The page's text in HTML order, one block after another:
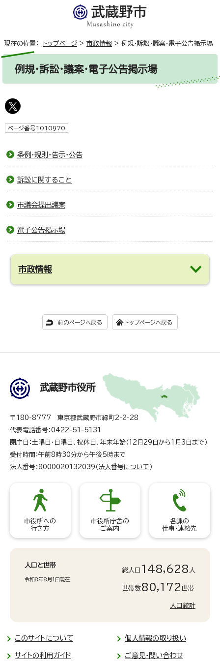
現在の位置： トップページ > 市政情報 > 例規・訴訟・議案・電子公告掲示場
例規・訴訟・議案・電子公告掲示場
ページ番号1010970
条例・規則・告示・公告
訴訟に関すること
市議会提出議案
電子公告掲示場
市政情報
前のページへ戻る トップページへ戻る
武蔵野市役所
〒180-8777 東京都武蔵野市緑町2-2-28
代表電話番号：0422-51-5131
閉庁日：土曜日・日曜日、祝休日、年末年始（12月29日から1月3日まで）
受付時間：午前8時30分から午後5時まで
法人番号：8000020132039（ 法人番号について ）
市役所への
行き方
市役所庁舎の
ご案内
各課の
仕事・連絡先
人口と世帯
令和8年8月1日現在
総人口 148,628 人
世帯数80,172世帯
人口統計
このサイトについて 個人情報の取り扱い
サイトの利用ガイド ご意見・問い合わせ